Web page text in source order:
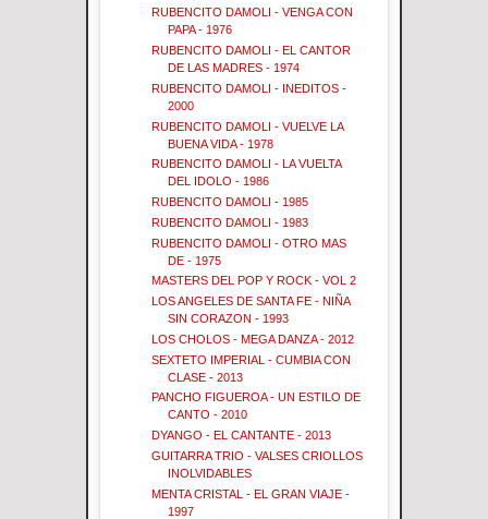
RUBENCITO DAMOLI - VENGA CON
PAPA - 1976
RUBENCITO DAMOLI - EL CANTOR
DE LAS MADRES - 1974
RUBENCITO DAMOLI - INEDITOS -
2000
RUBENCITO DAMOLI - VUELVE LA
BUENA VIDA - 1978
RUBENCITO DAMOLI - LA VUELTA
DEL IDOLO - 1986
RUBENCITO DAMOLI - 1985
RUBENCITO DAMOLI - 1983
RUBENCITO DAMOLI - OTRO MAS
DE - 1975
MASTERS DEL POP Y ROCK - VOL 2
LOS ANGELES DE SANTA FE - NIÑA
SIN CORAZON - 1993
LOS CHOLOS - MEGA DANZA - 2012
SEXTETO IMPERIAL - CUMBIA CON
CLASE - 2013
PANCHO FIGUEROA - UN ESTILO DE
CANTO - 2010
DYANGO - EL CANTANTE - 2013
GUITARRA TRIO - VALSES CRIOLLOS
INOLVIDABLES
MENTA CRISTAL - EL GRAN VIAJE -
1997